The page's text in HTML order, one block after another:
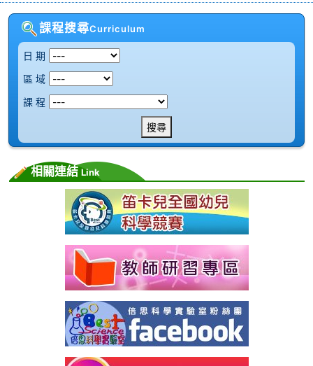
課程搜尋Curriculum
日 期
區 域
課 程
搜尋
相關連結Link